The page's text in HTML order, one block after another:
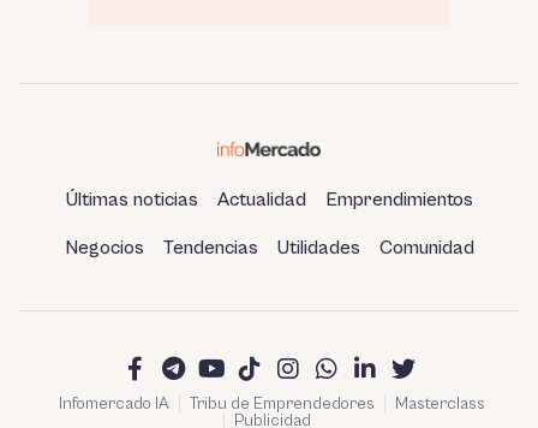
Últimas noticias Actualidad Emprendimientos
Negocios Tendencias Utilidades Comunidad
Infomercado IA Tribu de Emprendedores
Masterclass
Publicidad